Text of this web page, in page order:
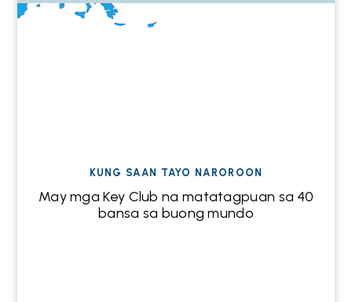
Video
KUNG SAAN TAYO NAROROON
May mga Key Club na matatagpuan sa 40
bansa sa buong mundo